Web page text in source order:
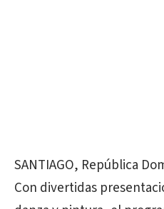
SANTIAGO, República
Con divertidas